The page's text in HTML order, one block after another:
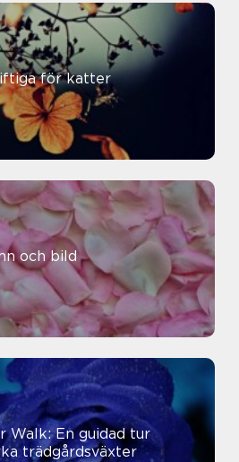
för katter
och bild
Walk: En guidad tur
trädgårdsväxter